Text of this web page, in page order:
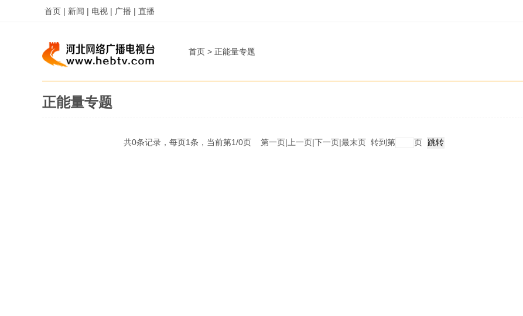
首页 | 新闻 | 电视 | 广播 | 直播
首页 > 正能量专题
正能量专题
共0条记录，每页1条，当前第1/0页 第一页| 上一页|下一页|最末页转到第 页